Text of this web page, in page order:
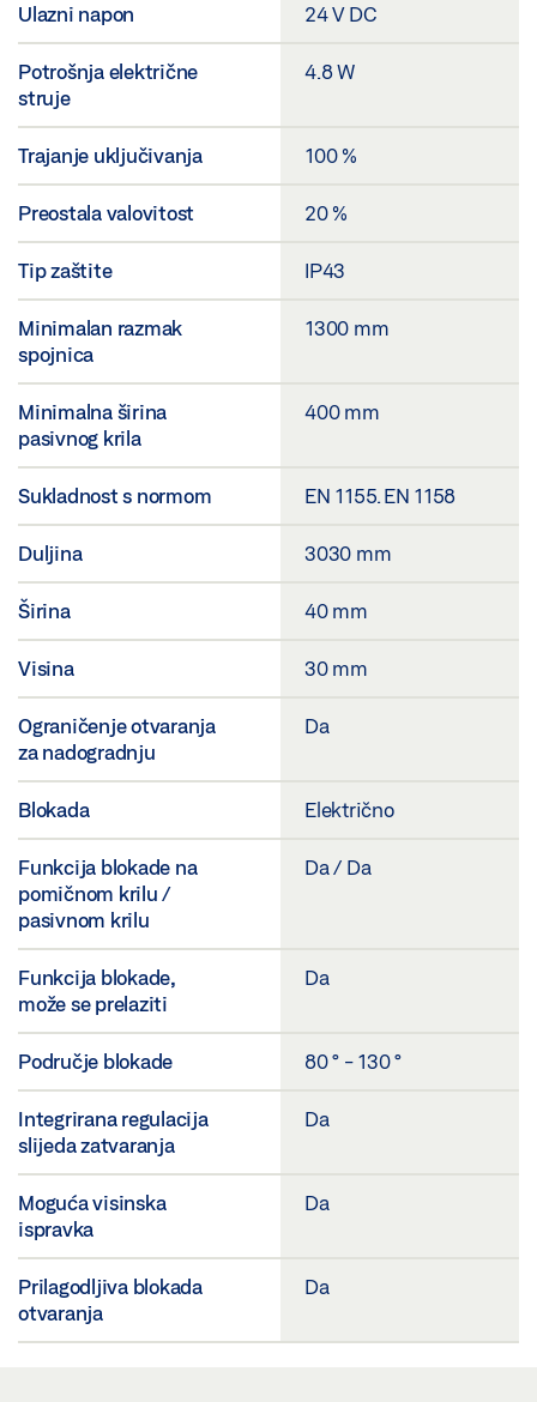
Ulazni napon 24 V DC
Potrošnja električne
struje
4.8 W
Trajanje uključivanja 100 %
Preostala valovitost 20 %
Tip zaštite IP43
Minimalan razmak
spojnica
1300 mm
Minimalna širina
pasivnog krila
400 mm
Sukladnost s normom EN 1155. EN 1158
Duljina 3030 mm
Širina 40 mm
Visina 30 mm
Ograničenje otvaranja
za nadogradnju
Da
Blokada Električno
Funkcija blokade na
pomičnom krilu /
pasivnom krilu
Da / Da
Funkcija blokade,
može se prelaziti
Da
Područje blokade 80 ° - 130 °
Integrirana regulacija
slijeda zatvaranja
Da
Moguća visinska
ispravka
Da
Prilagodljiva blokada
otvaranja
Da